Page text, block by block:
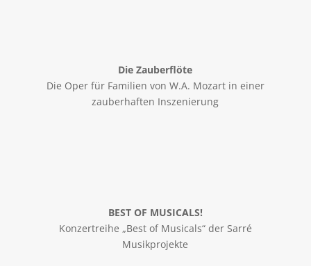
Die Zauberflöte
Die Oper für Familien von W.A. Mozart in einer
zauberhaften Inszenierung
BEST OF MUSICALS!
Konzertreihe „Best of Musicals“ der Sarré
Musikprojekte